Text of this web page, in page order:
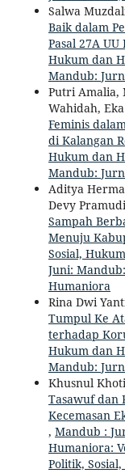
Salwa
Baik dalam
Pasal 27A UU
Hukum dan
Mandub:
Putri Amalia,
Wahidah,
Feminis
di Kalangan
Hukum dan
Mandub:
Aditya
Devy
Sampah
Menuju
Sosial,
Juni:
Humaniora
Rina Dwi
Tumpul Ke
terhadap
Hukum dan
Mandub:
Khusnul
Tasawuf dan
Kecemasan
, Mandub :
Humaniora:
Politik,